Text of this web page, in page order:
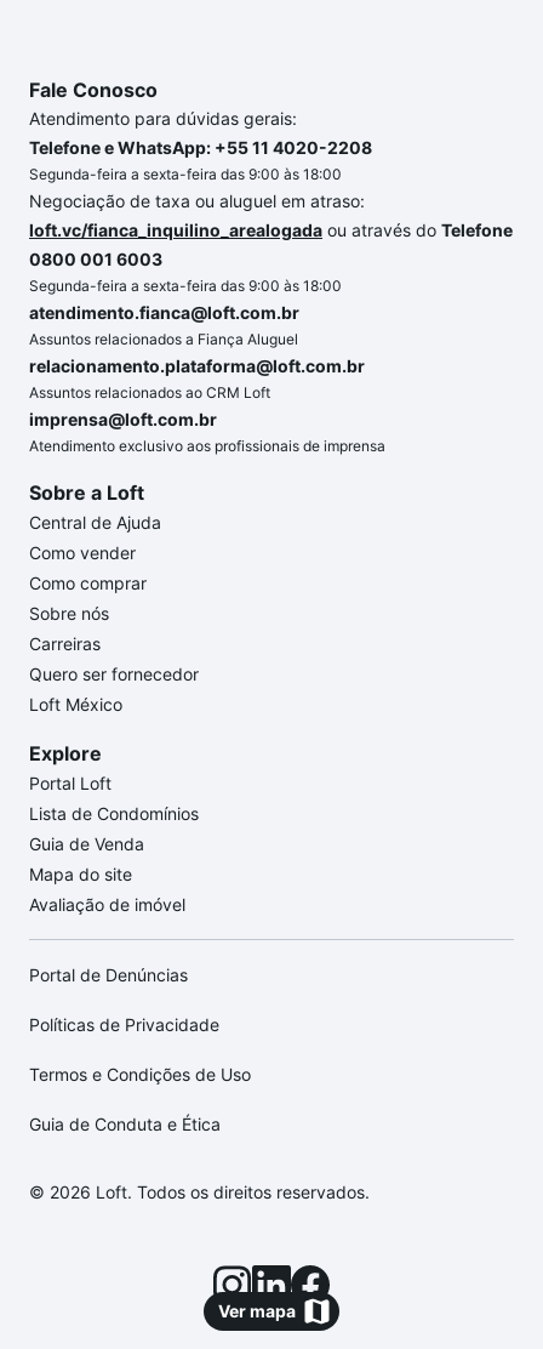
Ver mapa
Fale Conosco
Atendimento para dúvidas gerais:
Telefone e WhatsApp: +55 11 4020-2208
Segunda-feira a sexta-feira das 9:00 às 18:00
Negociação de taxa ou aluguel em atraso:
loft.vc/fianca_inquilino_arealogada ou através do Telefone
0800 001 6003
Segunda-feira a sexta-feira das 9:00 às 18:00
atendimento.fianca@loft.com.br
Assuntos relacionados a Fiança Aluguel
relacionamento.plataforma@loft.com.br
Assuntos relacionados ao CRM Loft
imprensa@loft.com.br
Atendimento exclusivo aos profissionais de imprensa
Sobre a Loft
Central de Ajuda
Como vender
Como comprar
Sobre nós
Carreiras
Quero ser fornecedor
Loft México
Explore
Portal Loft
Lista de Condomínios
Guia de Venda
Mapa do site
Avaliação de imóvel
Portal de Denúncias
Políticas de Privacidade
Termos e Condições de Uso
Guia de Conduta e Ética
© 2026 Loft. Todos os direitos reservados.